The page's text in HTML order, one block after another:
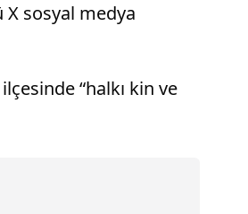
sosyal medya
“halkı kin ve